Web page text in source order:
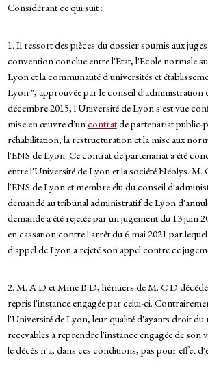
Considérant ce qui suit :
1. Il ressort des pièces du dossier soumis aux
convention conclue entre l'Etat, l'Ecole normale
Lyon et la communauté d'universités et
Lyon ", approuvée par le conseil d'administration
décembre 2015, l'Université de Lyon s'est vue
mise en œuvre d'uncontratde partenariat public-
réhabilitation, la restructuration et la mise aux
l'ENS de Lyon. Ce contrat de partenariat a été
entre l'Université de Lyon et la société Néolys. M.
l'ENS de Lyon et membre élu du conseil
demandé au tribunal administratif de Lyon
demande a été rejetée par un jugement du 13 juin
en cassation contre l'arrêt du 6 mai 2021 par
d'appel de Lyon a rejeté son appel contre ce
2. M. A D et Mme B D, héritiers de M. C D
repris l'instance engagée par celui-ci.
l'Université de Lyon, leur qualité d'ayants droit du
recevables à reprendre l'instance engagée de
le décès n'a, dans ces conditions, pas pour effet